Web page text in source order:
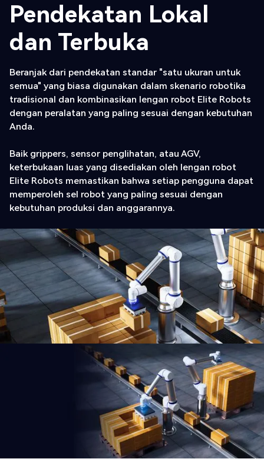
Pendekatan Lokal
dan Terbuka
Beranjak dari pendekatan standar "satu ukuran untuk
semua" yang biasa digunakan dalam skenario robotika
tradisional dan kombinasikan lengan robot Elite Robots
dengan peralatan yang paling sesuai dengan kebutuhan
Anda.
Baik grippers, sensor penglihatan, atau AGV,
keterbukaan luas yang disediakan oleh lengan robot
Elite Robots memastikan bahwa setiap pengguna dapat
memperoleh sel robot yang paling sesuai dengan
kebutuhan produksi dan anggarannya.
PERUSAHAAN PAPAN ATAS
Jaringan OEM yang
luas